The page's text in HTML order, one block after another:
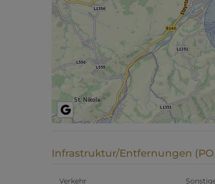
Infrastruktur/Entfernungen
Verkehr